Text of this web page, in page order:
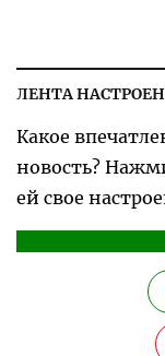
ЛЕНТА
Какое
новость?
ей свое